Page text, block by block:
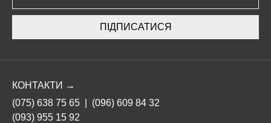
ПІДПИСАТИСЯ
КОНТАКТИ →
(075) 638 75 65
(096) 609 84 32
(093) 955 15 92